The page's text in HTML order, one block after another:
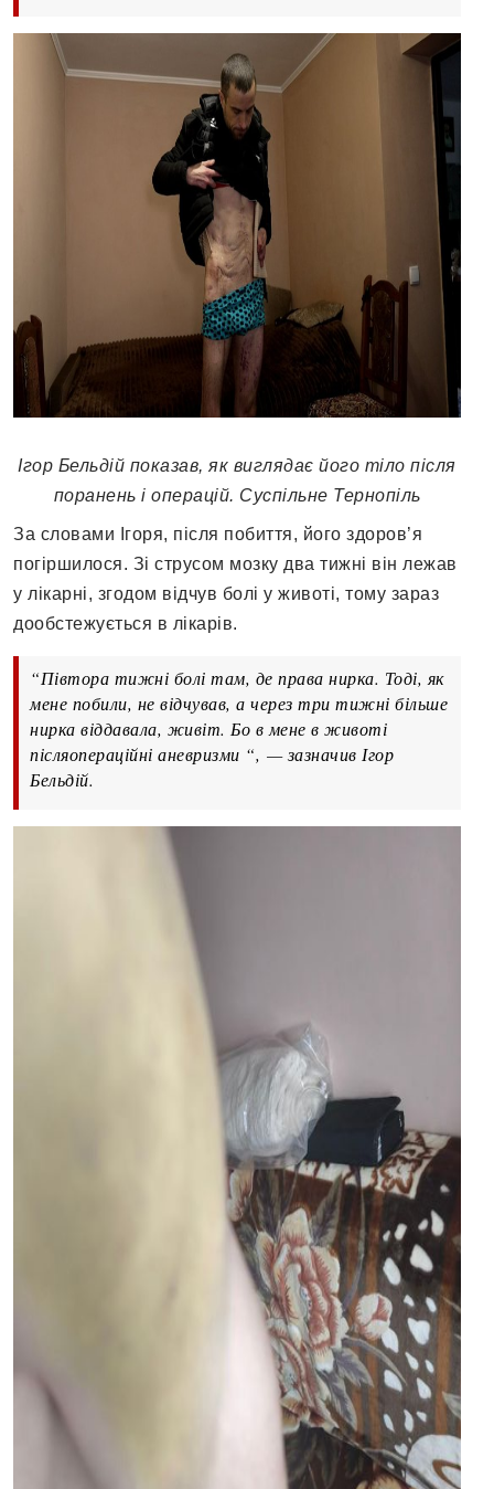
Ігор Бельдій показав, як виглядає його тіло після
поранень і операцій. Суспільне Тернопіль
За словами Ігоря, після побиття, його здоров’я
погіршилося. Зі струсом мозку два тижні він лежав
у лікарні, згодом відчув болі у животі, тому зараз
дообстежується в лікарів.
“Півтора тижні болі там, де права нирка. Тоді, як
мене побили, не відчував, а через три тижні більше
нирка віддавала, живіт. Бо в мене в животі
післяопераційні аневризми “, —зазначив Ігор
Бельдій.